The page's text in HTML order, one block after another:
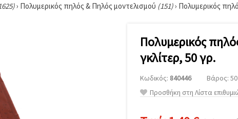
› Πολυμερικός πηλός & Πηλός μοντελισμού (151)› Πολυμερικός
Πολυμερικός
γκλίτερ, 50 γρ.
Κωδικός: 840446 Βάρος:
Προσθήκη στη Λίστα